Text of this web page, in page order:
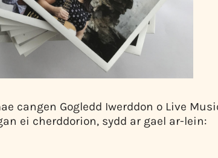
cangen Gogledd Iwerddon o Live
ei cherddorion, sydd ar gael ar-lein: